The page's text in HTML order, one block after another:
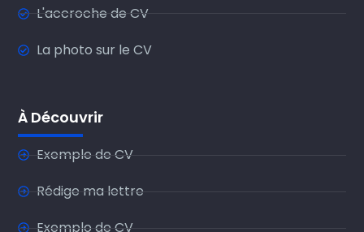
L'accroche de CV
La photo sur le CV
À Découvrir
Exemple de CV
Rédige ma lettre
Exemplo de CV